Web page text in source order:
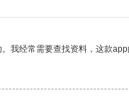
我经常需要查找资料，这款